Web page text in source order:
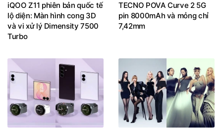
iQOO Z11 phiên bản quốc tế
lộ diện: Màn hình cong 3D
và vi xử lý Dimensity 7500
Turbo
TECNO POVA Curve 2 5G
pin 8000mAh và mỏng chỉ
7,42mm